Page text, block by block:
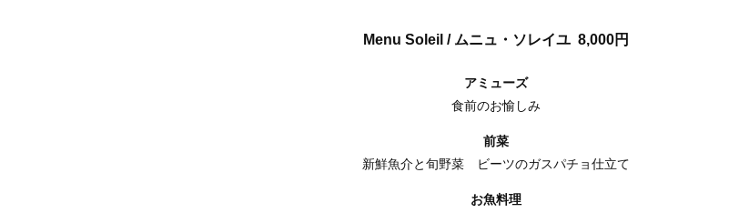
Menu Soleil / ムニュ・ソレイユ 8,000円
アミューズ
食前のお愉しみ
前菜
新鮮魚介と旬野菜 ビーツのガスパチョ仕立て
お魚料理